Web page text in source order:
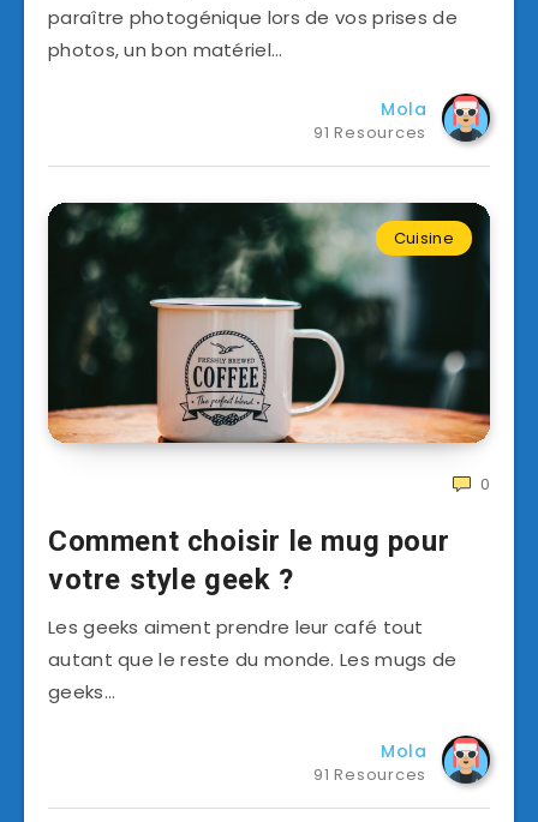
paraître photogénique lors de vos prises de
photos, un bon matériel…
Mola
91 Resources
Cuisine
0
Comment choisir le mug pour
votre style geek ?
Les geeks aiment prendre leur café tout
autant que le reste du monde. Les mugs de
geeks…
Mola
91 Resources